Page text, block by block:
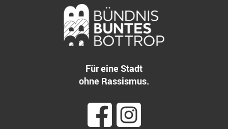
Für eine Stadt
ohne Rassismus.